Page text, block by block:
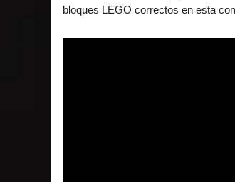
bloques LEGO correctos en esta